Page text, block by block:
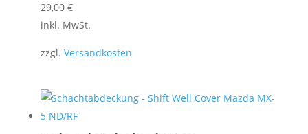
29,00 €
mehrere
auf.
inkl. MwSt.
zzgl. Versandkosten